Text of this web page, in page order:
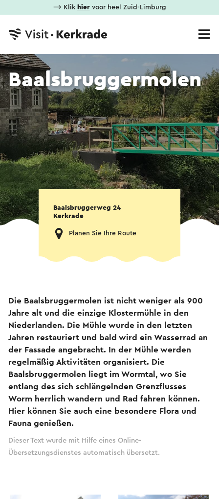
⟶ Klik hiervoor heel Zuid-Limburg
Baalsbruggermolen
Baalsbruggerweg 24
Kerkrade
Planen Sie Ihre Route
Die Baalsbruggermolen ist nicht weniger als 900
Jahre alt und die einzige Klostermühle in den
Niederlanden. Die Mühle wurde in den letzten
Jahren restauriert und bald wird ein Wasserrad an
der Fassade angebracht. In der Mühle werden
regelmäßig Aktivitäten organisiert. Die
Baalsbruggermolen liegt im Wormtal, wo Sie
entlang des sich schlängelnden Grenzflusses
Worm herrlich wandern und Rad fahren können.
Hier können Sie auch eine besondere Flora und
Fauna genießen.
Dieser Text wurde mit Hilfe eines Online-
Übersetzungsdienstes automatisch übersetzt.